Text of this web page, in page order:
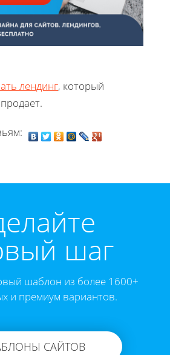
лендинг, который
шаг
шаблон из более 1600+
и премиум вариантов.
САЙТОВ